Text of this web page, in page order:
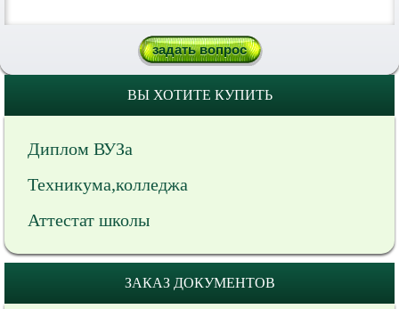
ВЫ ХОТИТЕ КУПИТЬ
Диплом ВУЗа
Техникума,колледжа
Аттестат школы
ЗАКАЗ ДОКУМЕНТОВ